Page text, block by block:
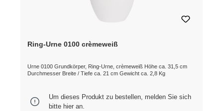
Ring-Urne 0100 crèmeweiß
Urne 0100 Grundkörper, Ring-Urne, crèmeweiß Höhe ca. 31,5 cm
Durchmesser Breite / Tiefe ca. 21 cm Gewicht ca. 2,8 Kg
Um dieses Produkt zu bestellen, melden Sie sich
bitte hieran.